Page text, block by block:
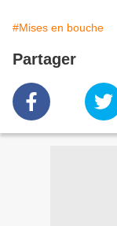
#Mises en bouche
Partager